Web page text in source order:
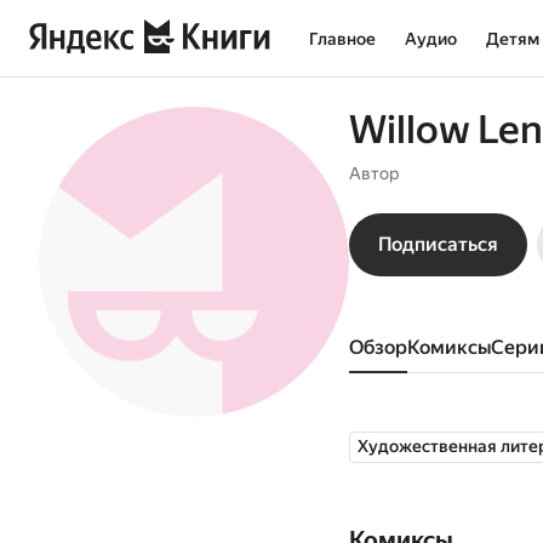
Главное Аудио Детям
Willow
Автор
Подписаться
Обзор комиксы
Художественная